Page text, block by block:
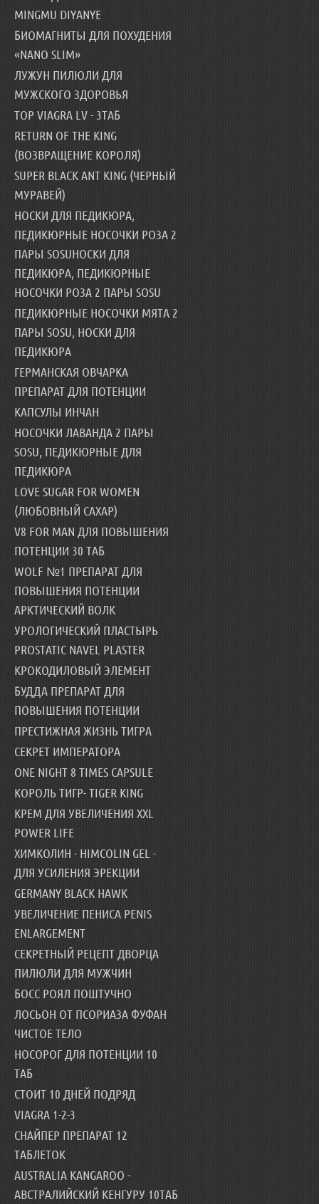
MINGMU DIYANYE
БИОМАГНИТЫ ДЛЯ ПОХУДЕНИЯ
«NANO SLIM»
ЛУЖУН ПИЛЮЛИ ДЛЯ
МУЖСКОГО ЗДОРОВЬЯ
TOP VIAGRA LV - 3ТАБ
RETURN OF THE KING
(ВОЗВРАЩЕНИЕ КОРОЛЯ)
SUPER BLACK ANT KING (ЧЕРНЫЙ
МУРАВЕЙ)
НОСКИ ДЛЯ ПЕДИКЮРА,
ПЕДИКЮРНЫЕ НОСОЧКИ РОЗА 2
ПАРЫ SOSUНОСКИ ДЛЯ
ПЕДИКЮРА, ПЕДИКЮРНЫЕ
НОСОЧКИ РОЗА 2 ПАРЫ SOSU
ПЕДИКЮРНЫЕ НОСОЧКИ МЯТА 2
ПАРЫ SOSU, НОСКИ ДЛЯ
ПЕДИКЮРА
ГЕРМАНСКАЯ ОВЧАРКА
ПРЕПАРАТ ДЛЯ ПОТЕНЦИИ
КАПСУЛЫ ИНЧАН
НОСОЧКИ ЛАВАНДА 2 ПАРЫ
SOSU, ПЕДИКЮРНЫЕ ДЛЯ
ПЕДИКЮРА
LOVE SUGAR FOR WOMEN
(ЛЮБОВНЫЙ САХАР)
V8 FOR MAN ДЛЯ ПОВЫШЕНИЯ
ПОТЕНЦИИ 30 ТАБ
WOLF №1 ПРЕПАРАТ ДЛЯ
ПОВЫШЕНИЯ ПОТЕНЦИИ
АРКТИЧЕСКИЙ ВОЛК
УРОЛОГИЧЕСКИЙ ПЛАСТЫРЬ
PROSTATIC NAVEL PLASTER
КРОКОДИЛОВЫЙ ЭЛЕМЕНТ
БУДДА ПРЕПАРАТ ДЛЯ
ПОВЫШЕНИЯ ПОТЕНЦИИ
ПРЕСТИЖНАЯ ЖИЗНЬ ТИГРА
СЕКРЕТ ИМПЕРАТОРА
ONE NIGHT 8 TIMES CAPSULE
КОРОЛЬ ТИГР- TIGER KING
КРЕМ ДЛЯ УВЕЛИЧЕНИЯ XXL
POWER LIFE
ХИМКОЛИН - HIMCOLIN GEL -
ДЛЯ УСИЛЕНИЯ ЭРЕКЦИИ
GERMANY BLACK HAWK
УВЕЛИЧЕНИЕ ПЕНИСА PENIS
ENLARGEMENT
СЕКРЕТНЫЙ РЕЦЕПТ ДВОРЦА
ПИЛЮЛИ ДЛЯ МУЖЧИН
БОСС РОЯЛ ПОШТУЧНО
ЛОСЬОН ОТ ПСОРИАЗА ФУФАН
ЧИСТОЕ ТЕЛО
НОСОРОГ ДЛЯ ПОТЕНЦИИ 10
ТАБ
СТОИТ 10 ДНЕЙ ПОДРЯД
VIAGRA 1-2-3
СНАЙПЕР ПРЕПАРАТ 12
ТАБЛЕТОК
AUSTRALIA KANGAROO -
АВСТРАЛИЙСКИЙ КЕНГУРУ 10ТАБ